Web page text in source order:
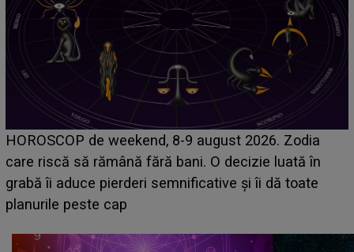
Emanuel a ținut ACEST DETALIU ASCUNS până
acum! În fața Alexandrei, concurentul din Casa Iubirii
face o MĂRTURISIRE NEAȘTEPTATĂ despre mama
sa: "I-am spus și ei în față, eu nu te iubesc pentru